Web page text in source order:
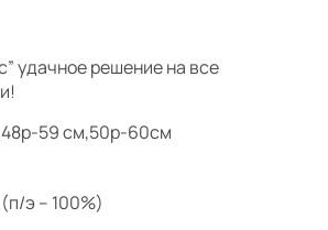
удачное решение на все
59 см,50р-60см
э – 100%)